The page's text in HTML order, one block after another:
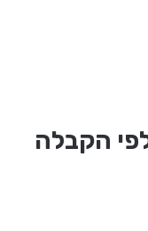
הקבלה